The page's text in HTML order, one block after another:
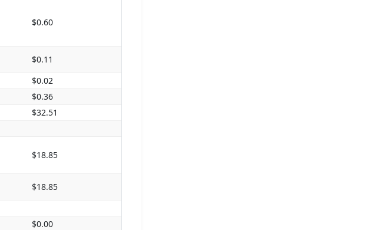
$0.60
$0.11
$0.02
$0.36
$32.51
$18.85
$18.85
$0.00